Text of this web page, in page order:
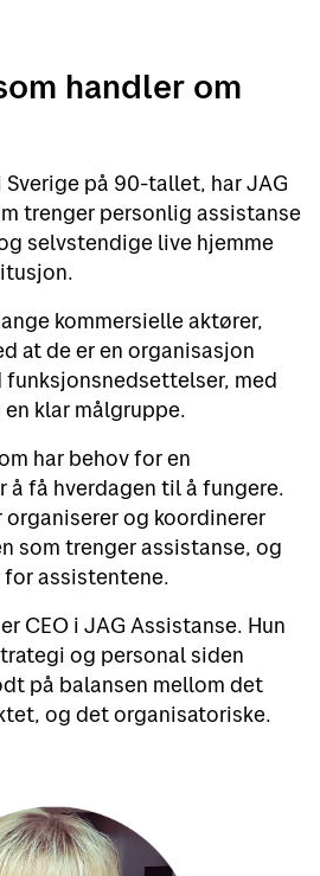
handler om
på 90-tallet, har JAG
trenger personlig assistanse
selvstendige live hjemme
kommersielle aktører,
at de er en organisasjon
med
klar målgruppe.
har behov for en
å få hverdagen til å fungere.
organiserer og koordinerer
som trenger assistanse, og
assistentene.
CEO i JAG Assistanse. Hun
og personal siden
på balansen mellom det
og det organisatoriske.